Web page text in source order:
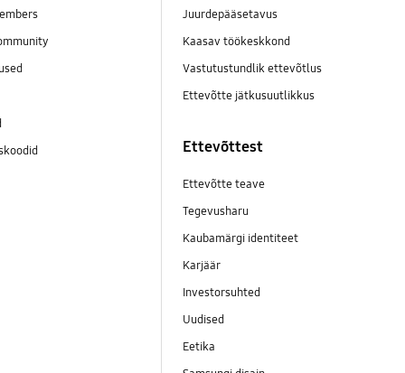
Juurdepääsetavus
Kaasav töökeskkond
Vastutustundlik ettevõtlus
Ettevõtte jätkusuutlikkus
Ettevõttest
Ettevõtte teave
Tegevusharu
Kaubamärgi identiteet
Karjäär
Investorsuhted
Uudised
Eetika